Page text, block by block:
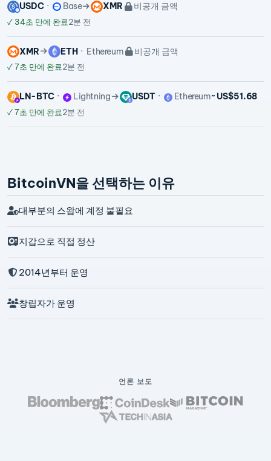
USDC Base XMR 비공개 금액
✓ 34초 만에 완료2분 전
XMR ETH Ethereum 비공개 금액
✓7초 만에 완료2분 전
LN-BTC Lightning USDT Ethereum~ US$51.68
✓7초 만에 완료2분 전
BitcoinVN을 선택하는 이유
대부분의 스왑에 계정 불필요
지갑으로 직접 정산
2014년부터 운영
창립자가 운영
언론 보도